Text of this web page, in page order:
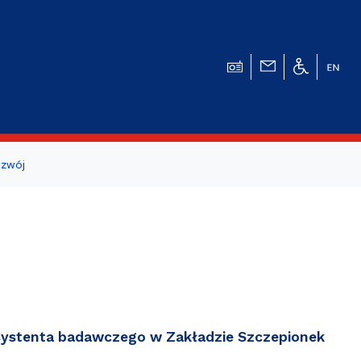
studentów i
badawczego w Zakładzie Szczepionek